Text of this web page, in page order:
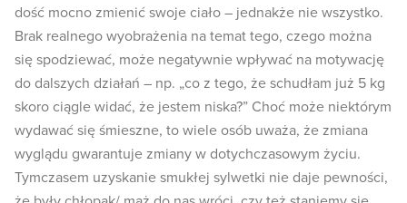
dość mocno zmienić swoje ciało – jednakże nie wszystko.
Brak realnego wyobrażenia na temat tego, czego można
się spodziewać, może negatywnie wpływać na motywację
do dalszych działań – np. „co z tego, że schudłam już 5 kg
skoro ciągle widać, że jestem niska?” Choć może niektórym
wydawać się śmieszne, to wiele osób uważa, że zmiana
wyglądu gwarantuje zmiany w dotychczasowym życiu.
Tymczasem uzyskanie smukłej sylwetki nie daje pewności,